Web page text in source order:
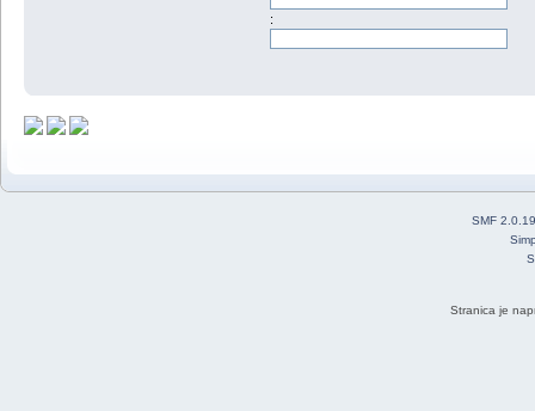
:
SMF 2.0.19
Stranica je